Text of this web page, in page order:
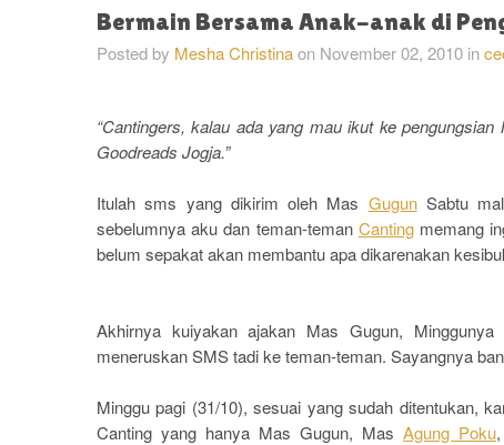
Bermain Bersama Anak-anak di
Posted by Mesha Christinaon November 02, 2010 in
“Cantingers, kalau ada yang mau ikut ke
Goodreads Jogja.”
Itulah sms yang dikirim oleh Mas GugunSabtu
sebelumnya aku dan teman-teman Cantingmemang
belum sepakat akan membantu apa dikarenakan
Akhirnya kuiyakan ajakan Mas Gugun,
meneruskanSMS tadi ke teman-teman. Sayangnya
Minggu pagi (31/10), sesuai yang sudah ditentukan,
Canting yang hanya Mas Gugun, MasAgung Poku